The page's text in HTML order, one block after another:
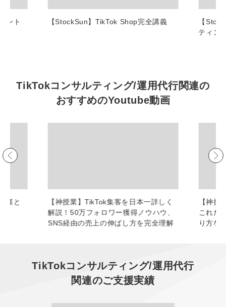
常勤監査役
ント 【StockSun】TikTok Shop完全講義
【
ティン
TikTokコンサルティング/運用代行関連の
おすすめのYoutube動画
様と
【神授業】TikTok集客を日本一詳しく
解説！50万フォロワー獲得ノウハウ、
SNS経由の売上の伸ばし方を完全理解
【神授
これだ
り方な
TikTokコンサルティング/運用代行
関連のご支援実績